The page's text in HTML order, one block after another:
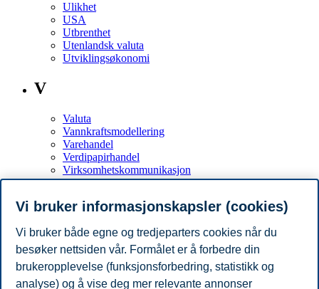
Ulikhet
USA
Utbrenthet
Utenlandsk valuta
Utviklingsøkonomi
V
Valuta
Vannkraftsmodellering
Varehandel
Verdipapirhandel
Virksomhetskommunikasjon
Virksomhetsstyring
Ø
Økonometri
Økonomisk analyse
Økonomisk kriminalitet
Vi bruker informasjonskapsler (cookies)
Vi bruker både egne og tredjeparters cookies når du
besøker nettsiden vår. Formålet er å forbedre din
brukeropplevelse (funksjonsforbedring, statistikk og
analyse) og å vise deg mer relevante annonser